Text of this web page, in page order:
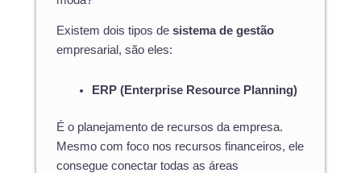
Existem dois tipos de sistema de gestão
empresarial, são eles:
ERP (Enterprise Resource Planning)
É o planejamento de recursos da empresa.
Mesmo com foco nos recursos financeiros, ele
consegue conectar todas as áreas